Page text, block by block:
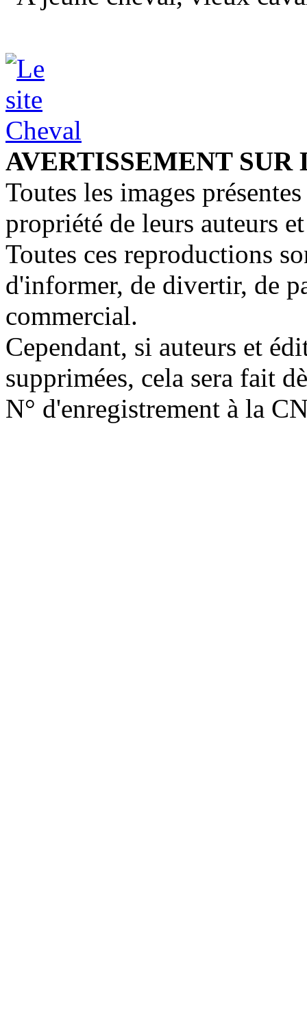
AVERTISSEMENT
Toutes les images
propriété de leurs auteurs
Toutes ces reproductions
d'informer, de divertir, de
commercial.
Cependant, si auteurs et
supprimées, cela sera fait
N° d'enregistrement à la